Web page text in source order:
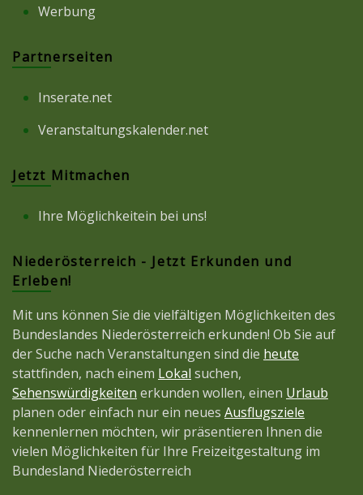
Werbung
Partnerseiten
Inserate.net
Veranstaltungskalender.net
Jetzt Mitmachen
Ihre Möglichkeitein bei uns!
Niederösterreich - Jetzt Erkunden und
Erleben!
Mit uns können Sie die vielfältigen Möglichkeiten des
Bundeslandes Niederösterreich erkunden! Ob Sie auf
der Suche nach Veranstaltungen sind die heute
stattfinden, nach einem Lokal suchen,
Sehenswürdigkeiten erkunden wollen, einen Urlaub
planen oder einfach nur ein neues Ausflugsziele
kennenlernen möchten, wir präsentieren Ihnen die
vielen Möglichkeiten für Ihre Freizeitgestaltung im
Bundesland Niederösterreich